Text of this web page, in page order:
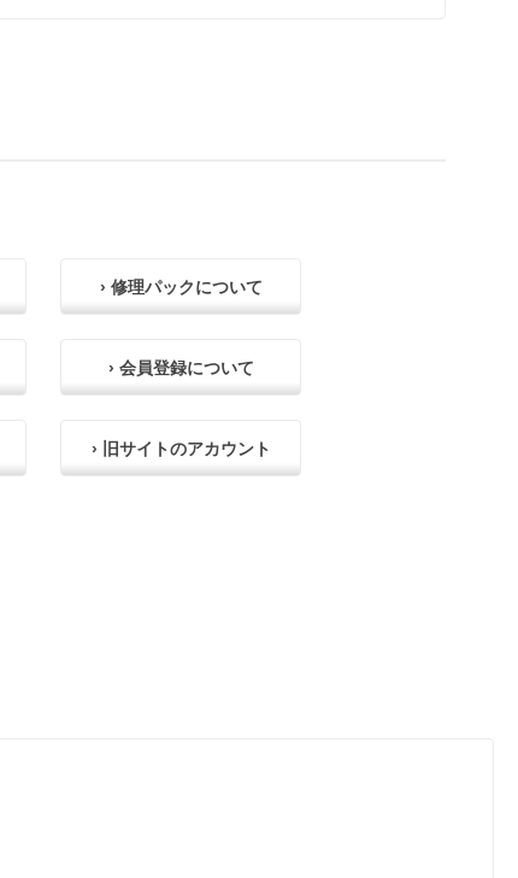
› 修理パックについて
› 会員登録について
› 旧サイトのアカウント